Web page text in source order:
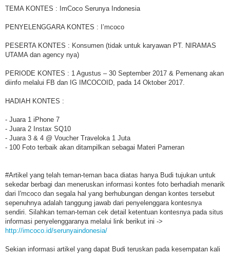
TEMA KONTES : ImCoco Serunya Indonesia
PENYELENGGARA KONTES : I’mcoco
PESERTA KONTES : Konsumen (tidak untuk karyawan PT. NIRAMAS
UTAMA dan agency nya)
PERIODE KONTES : 1 Agustus – 30 September 2017 & Pemenang akan
diinfo melalui FB dan IG IMCOCOID, pada 14 Oktober 2017.
HADIAH KONTES :
- Juara 1 iPhone 7
- Juara 2 Instax SQ10
- Juara 3 & 4 @ Voucher Traveloka 1 Juta
- 100 Foto terbaik akan ditampilkan sebagai Materi Pameran
#Artikel yang telah teman-teman baca diatas hanya Budi tujukan untuk
sekedar berbagi dan meneruskan informasi kontes foto berhadiah menarik
dari I'mcoco dan segala hal yang berhubungan dengan kontes tersebut
sepenuhnya adalah tanggung jawab dari penyelenggara kontesnya
sendiri. Silahkan teman-teman cek detail ketentuan kontesnya pada situs
informasi penyelenggaranya melalui link berikut ini ->
http://imcoco.id/serunyaindonesia/
Sekian informasi artikel yang dapat Budi teruskan pada kesempatan kali